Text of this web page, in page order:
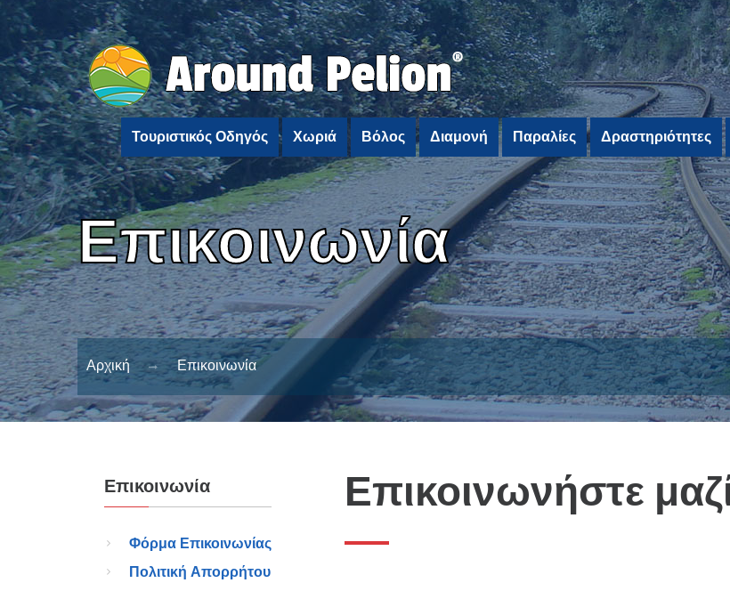
Τουριστικός Οδηγός Χωριά Βόλος Διαμονή Παραλίες Δραστηριότητες
Επικοινωνία
Αρχική Επικοινωνία
Επικοινωνία
Φόρμα Επικοινωνίας
Πολιτική Απορρήτου
Επικοινωνήστε